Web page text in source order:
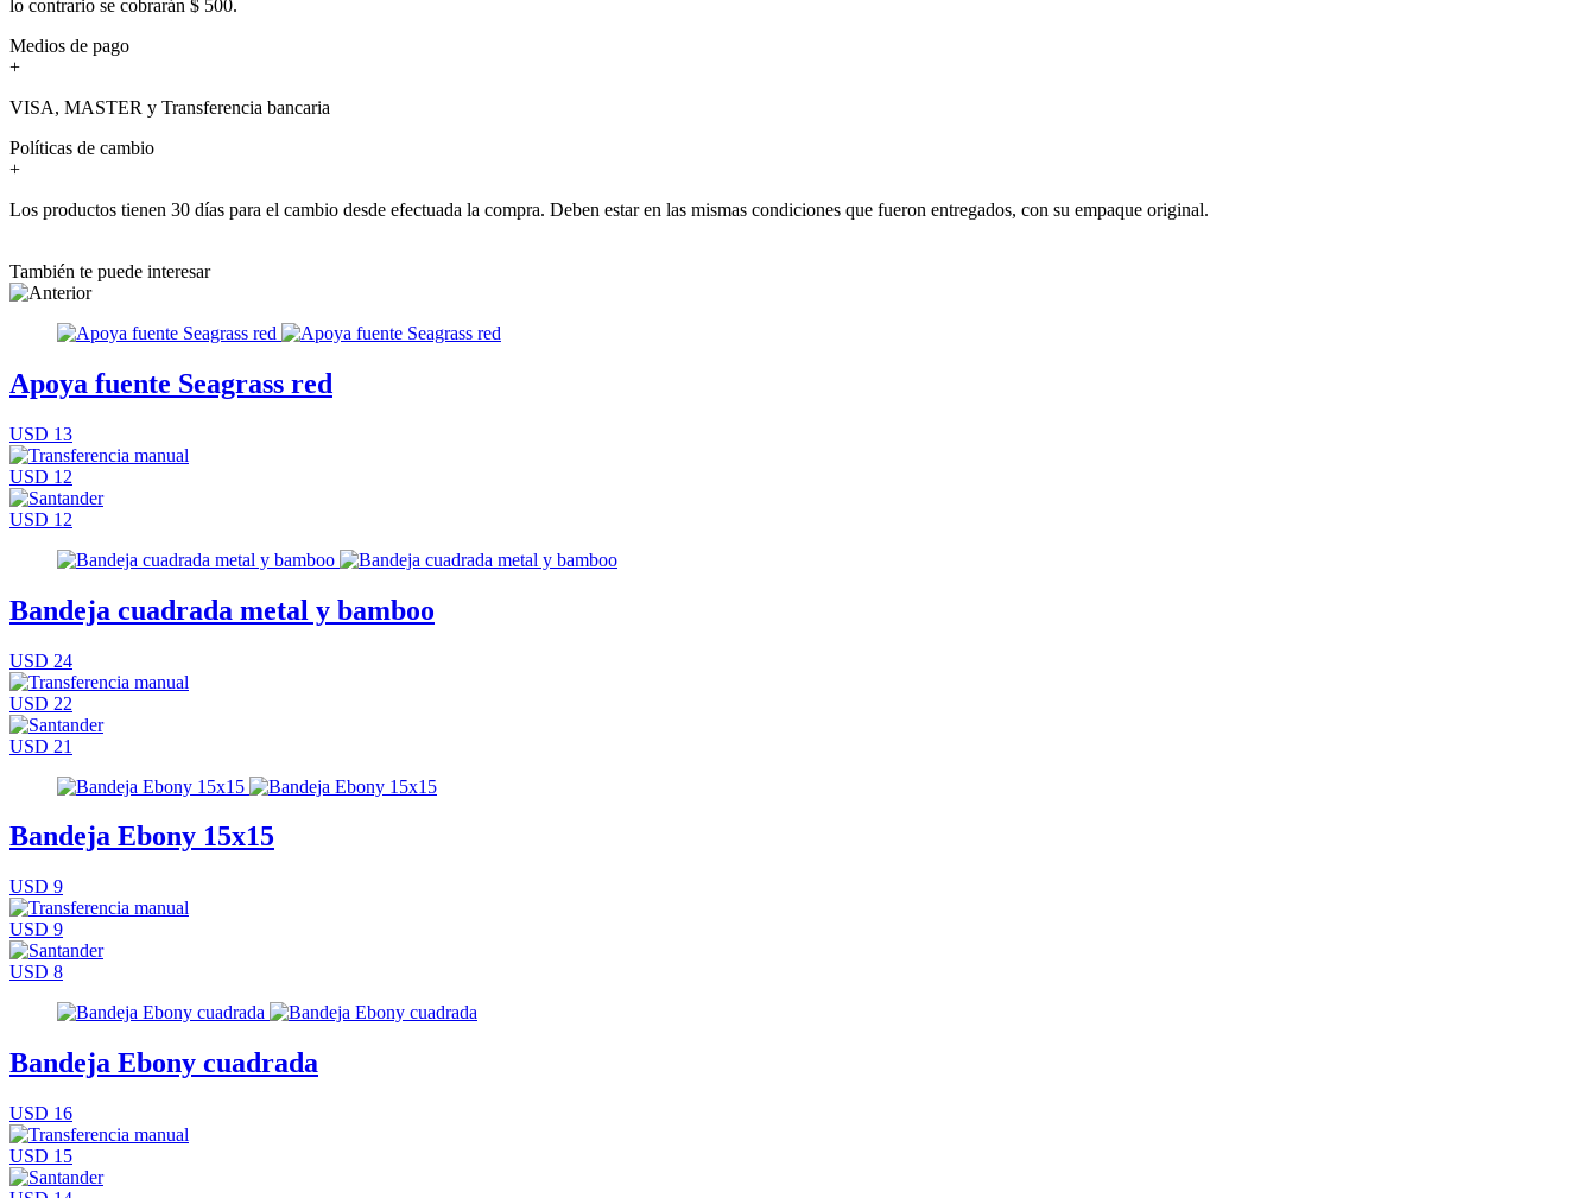
lo contrario se cobrarán $ 500.
Medios de pago
+
VISA, MASTER y Transferencia bancaria
Políticas de cambio
+
Los productos tienen 30 días para el cambio desde efectuada la compra. Deben estar en las mismas condiciones que fueron entregados, con su empaque original.
También te puede interesar
Apoya fuente Seagrass red
USD 13
USD 12
USD 12
Bandeja cuadrada metal y bamboo
USD 24
USD 22
USD 21
Bandeja Ebony 15x15
USD 9
USD 9
USD 8
Bandeja Ebony cuadrada
USD 16
USD 15